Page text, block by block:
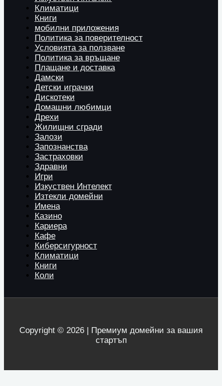
Климатици
Книги
мобилни приложения
Политика за поверителност
Условията за ползване
Политика за връщане
Плащане и доставка
Дамски
Детски играчки
Дискотеки
Домашни любимци
Дрехи
Жилищни сгради
Залози
Запознанства
Застраховки
Здравни
Игри
Изкуствен Интелект
Изтекли домейни
Имена
Казино
Кариера
Кафе
Киберсигурност
Климатици
Книги
Коли
Copyright © 2026 | Премиум домейни за вашия
стартъп